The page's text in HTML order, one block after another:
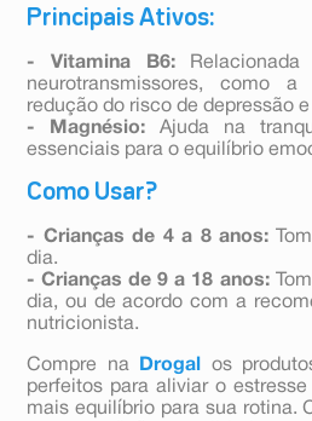
Principais Ativos:
- Vitamina B6:Relacionada
neurotransmissores, como
redução do risco de depressão
- Magnésio: Ajuda na
essenciais para o equilíbrio
Como Usar?
- Crianças de 4 a 8 anos:
dia.
- Crianças de 9 a 18 anos:
dia, ou de acordo com a
nutricionista.
Compre na Drogal os
perfeitos para aliviar o
mais equilíbrio para sua rotina.